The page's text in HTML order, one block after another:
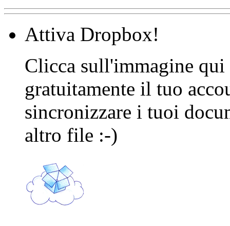
Attiva Dropbox!
Clicca sull'immagine
gratuitamente il tuo
sincronizzare i tuoi
altro file :-)